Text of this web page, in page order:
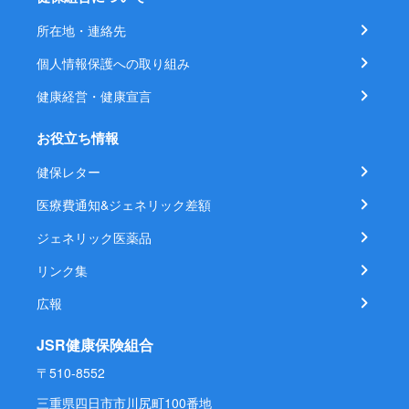
所在地・連絡先
個人情報保護への取り組み
健康経営・健康宣言
お役立ち情報
健保レター
医療費通知&ジェネリック差額
ジェネリック医薬品
リンク集
広報
JSR健康保険組合
〒510-8552
三重県四日市市川尻町100番地